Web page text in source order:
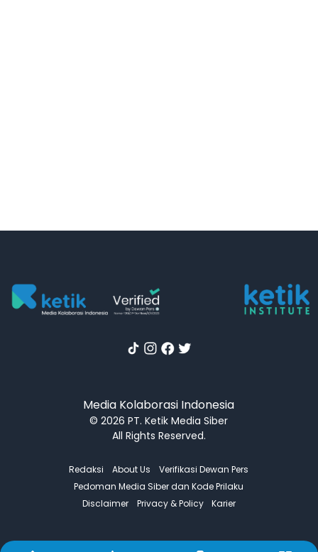
Media Kolaborasi Indonesia
© 2026 PT. Ketik Media Siber
All Rights Reserved.
Redaksi About Us
Verifikasi Dewan Pers
Pedoman Media Siber dan Kode Prilaku
Disclaimer
Privacy & Policy Karier